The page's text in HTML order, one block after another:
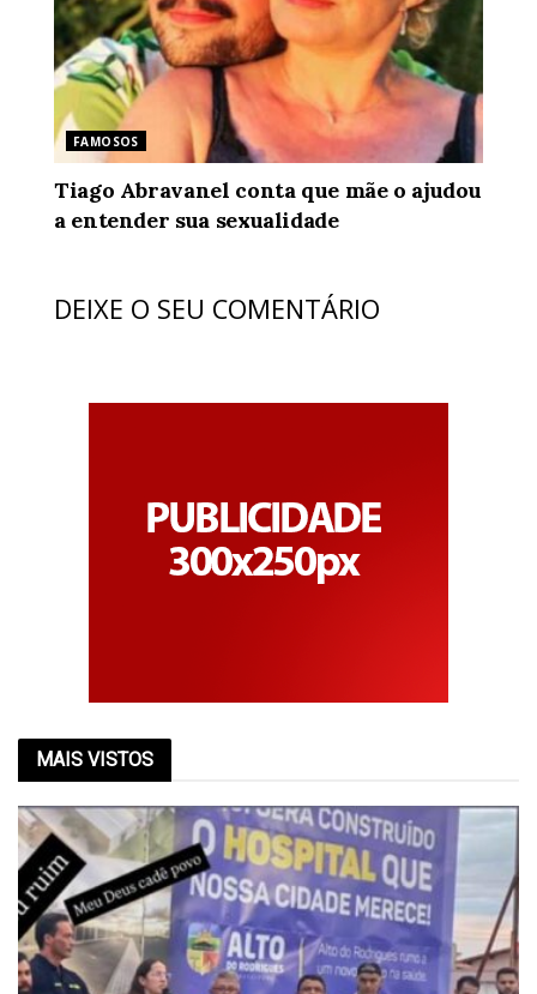
FAMOSOS
Tiago Abravanel conta que mãe o ajudou
a entender sua sexualidade
DEIXE O SEU COMENTÁRIO
MAIS VISTOS